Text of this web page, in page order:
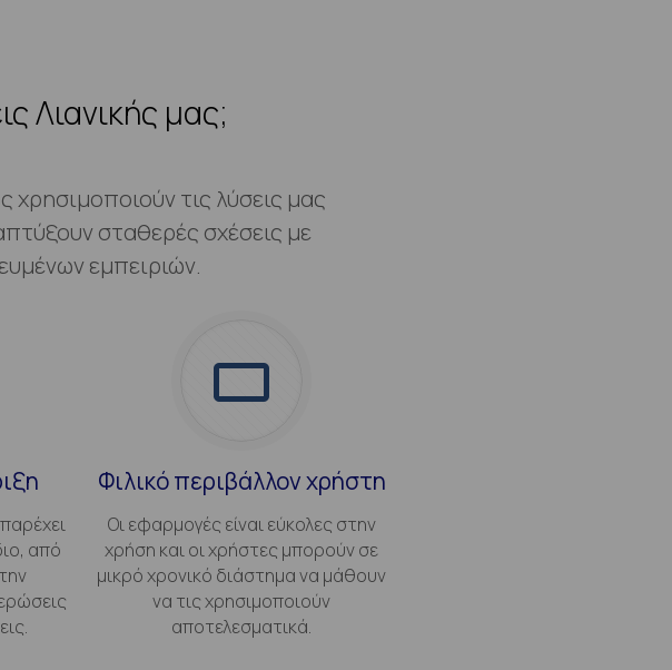
Λιανικής μας;
τις λύσεις μας
σταθερές σχέσεις με
εμπειριών.
από
Φιλικό περιβάλλον χρήστη
Οι εφαρμογές είναι εύκολες στην
χρήση και οι χρήστες μπορούν σε
μικρό χρονικό διάστημα να μάθουν
να τις χρησιμοποιούν
αποτελεσματικά.